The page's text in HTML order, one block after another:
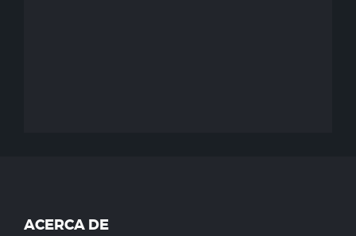
ACERCA DE